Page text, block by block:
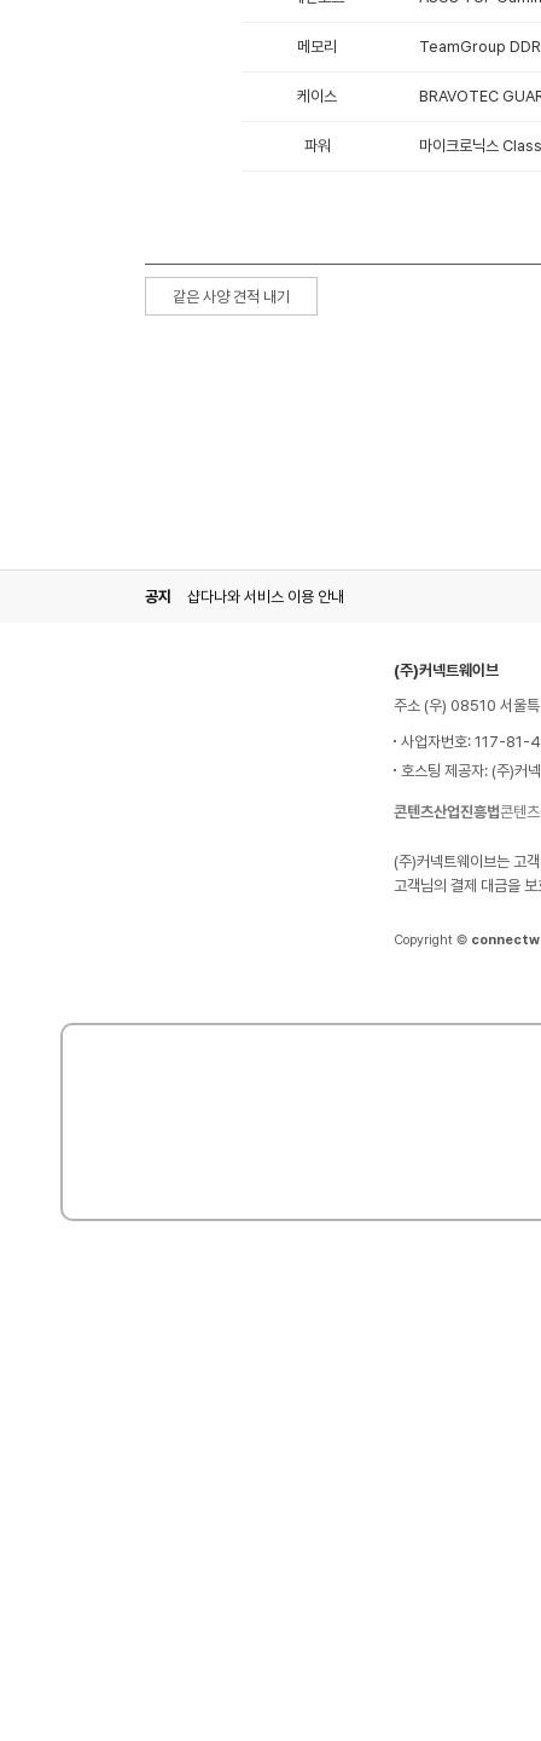
메모리 TeamGroup
케이스 BRAVOTEC
파워 마이크로닉스
같은 사양 견적 내기
공지 샵다나와 서비스 이용 안내
(주)커넥트웨이브
주소 (우) 08510 서울
사업자번호: 117-81-
호스팅 제공자: (주)커
콘텐츠산업진흥법콘텐
(주)커넥트웨이브는 고
고객님의 결제 대금을
Copyright ©